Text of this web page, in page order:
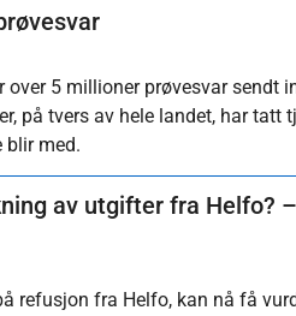
over 5 millioner prøvesvar sendt
på tvers av hele landet, har tatt
blir med.
av utgifter fra Helfo?
refusjon fra Helfo, kan nå få